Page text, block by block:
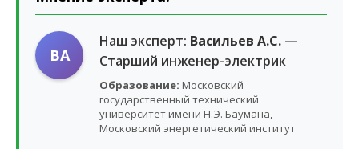
ВА
Наш эксперт: Васильев А.С. —
Старший инженер-электрик
Образование: Московский
государственный технический
университет имени Н.Э. Баумана,
Московский энергетический институт